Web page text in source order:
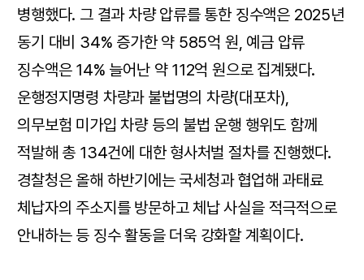
병행했다. 그 결과 차량 압류를 통한 징수액은 2025년
동기 대비 34% 증가한 약 585억 원, 예금 압류
징수액은 14% 늘어난 약 112억 원으로 집계됐다.
운행정지명령 차량과 불법명의 차량(대포차),
의무보험 미가입 차량 등의 불법 운행 행위도 함께
적발해 총 134건에 대한 형사처벌 절차를 진행했다.
경찰청은 올해 하반기에는 국세청과 협업해 과태료
체납자의 주소지를 방문하고 체납 사실을 적극적으로
안내하는 등 징수 활동을 더욱 강화할 계획이다.